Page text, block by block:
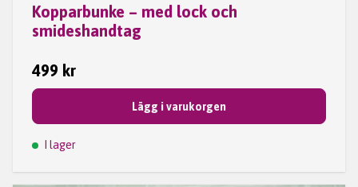
Kopparbunke – med lock och
smideshandtag
499 kr
Lägg i varukorgen
I lager